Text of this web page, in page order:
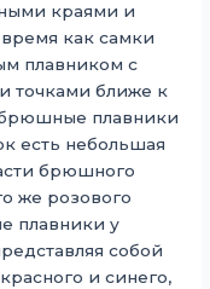
краями и
как самки
плавником с
точками ближе к
плавники
есть небольшая
брюшного
же розового
плавники у
собой
и синего,